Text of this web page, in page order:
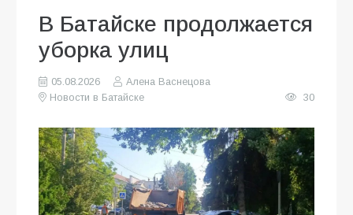
В Батайске продолжается
уборка улиц
05.08.2026
Алена Васнецова
Новости в Батайске
30